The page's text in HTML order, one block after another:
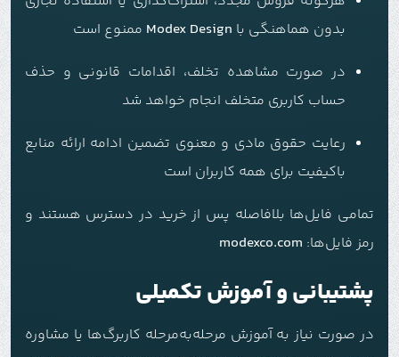
بدون هماهنگی با Modex Design ممنوع است
در صورت مشاهده تخلف، اقدامات قانونی و حذف
حساب کاربری متخلف انجام خواهد شد
رعایت حقوق مادی و معنوی تضمین ادامه ارائه منابع
باکیفیت برای همه کاربران است
تمامی فایل‌ها بلافاصله پس از خرید در دسترس هستند و
رمز فایل‌ها: modexco.com
پشتیبانی و آموزش تکمیلی
در صورت نیاز به آموزش مرحله‌به‌مرحله کاربرگ‌ها یا مشاوره